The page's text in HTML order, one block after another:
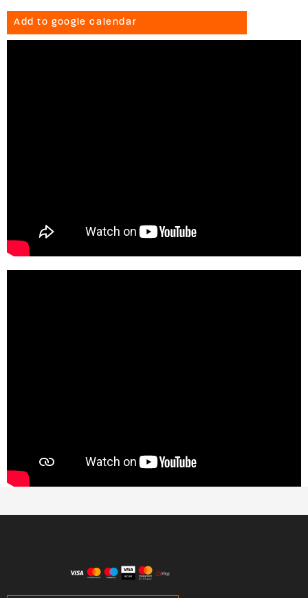
Add to google calendar